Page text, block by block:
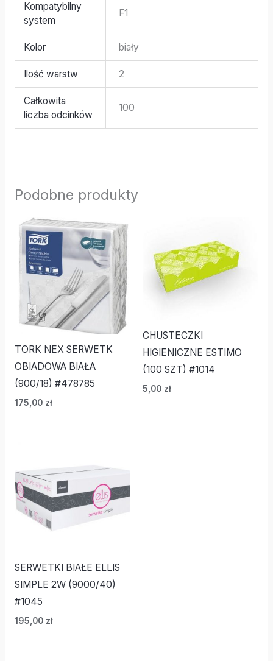
Kompatybilny
system
F1
Kolor biały
Ilość warstw 2
Całkowita
liczba odcinków
100
Podobne produkty
TORK NEX SERWETK
OBIADOWA BIAŁA
(900/18) #478785
175,00 zł
CHUSTECZKI
HIGIENICZNE ESTIMO
(100 SZT) #1014
5,00 zł
SERWETKI BIAŁE ELLIS
SIMPLE 2W (9000/40)
#1045
195,00 zł